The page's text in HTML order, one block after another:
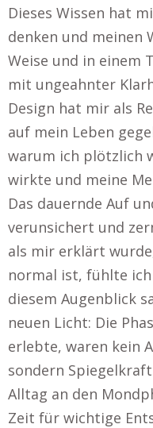
Dieses Wissen hat
denken und meinen
Weise und in einem
mit ungeahnter
Design hat mir als
auf mein Leben
warum ich plötzlich
wirkte und meine
Das dauernde Auf
verunsichert und
als mir erklärt
normal ist, fühlte
diesem Augenblick
neuen Licht: Die
erlebte, waren kein
sondern
Alltag an den
Zeit für wichtige